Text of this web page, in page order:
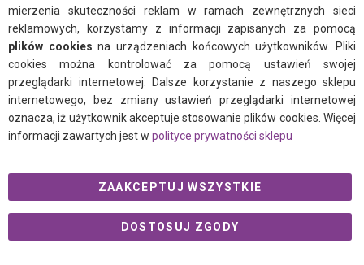
facebookinstagram
twitter
© 2021 Ogalo.pl
mierzenia skuteczności reklam w ramach zewnętrznych sieci
reklamowych, korzystamy z informacji zapisanych za pomocą
plików cookiesna urządzeniach końcowych użytkowników. Pliki
cookies można kontrolować za pomocą ustawień swojej
przeglądarki internetowej. Dalsze korzystanie z naszego sklepu
internetowego, bez zmiany ustawień przeglądarki internetowej
oznacza, iż użytkownik akceptuje stosowanie plików cookies. Więcej
informacji zawartych jest w polityce prywatności sklepu
ZAAKCEPTUJ WSZYSTKIE
DOSTOSUJ ZGODY